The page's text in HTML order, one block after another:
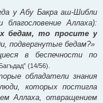
у Абу Бакра аш-Шибли
Аллаха):
бедам, то просите у
подвергнутые бедам?»
в беспечности по
(14/56).
обладатели знания
которых постигла
Аллаха, отвращением